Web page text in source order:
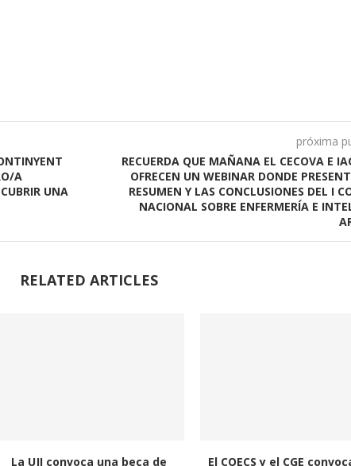
A
UNA
próxima
RECUERDA QUE MAÑANA EL CECOVA E
OFRECEN UN WEBINAR DONDE
RESUMEN Y LAS CONCLUSIONES DEL I
NACIONAL SOBRE ENFERMERÍA E
RELATED ARTICLES
La UJI convoca una beca de El COECS y el CGE